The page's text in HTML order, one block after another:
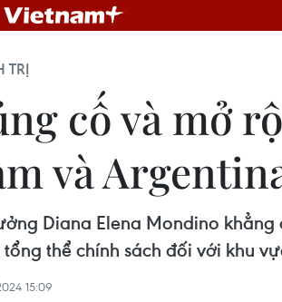
TRỊ
cố và mở
và
Diana Elena Mondino
thể chính sách đối với khu
15:09